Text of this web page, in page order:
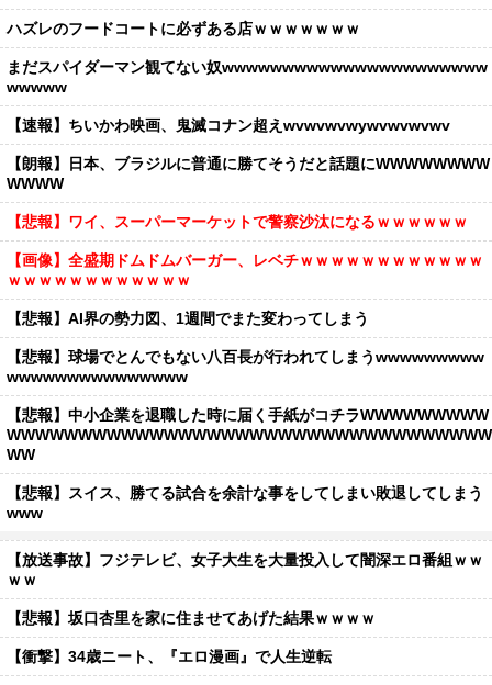
ハズレのフードコートに必ずある店ｗｗｗｗｗｗｗ
まだスパイダーマン観てない奴wwwwwwwwwwwwwwwwwwwwww
wwwww
【速報】ちいかわ映画、鬼滅コナン超えwvwvwvwywvwvwvwv
【朗報】日本、ブラジルに普通に勝てそうだと話題にWWWWWWWW
WWWW
【悲報】ワイ、スーパーマーケットで警察沙汰になるｗｗｗｗｗｗ
【画像】全盛期ドムドムバーガー、レベチｗｗｗｗｗｗｗｗｗｗｗｗ
ｗｗｗｗｗｗｗｗｗｗｗｗ
【悲報】AI界の勢力図、1週間でまた変わってしまう
【悲報】球場でとんでもない八百長が行われてしまうwwwwwwwww
wwwwwwwwwwwwwww
【悲報】中小企業を退職した時に届く手紙がコチラWWWWWWWWW
WWWWWWWWWWWWWWWWWWWWWWWWWWWWWWWWWW
WW
【悲報】スイス、勝てる試合を余計な事をしてしまい敗退してしまう
www
【放送事故】フジテレビ、女子大生を大量投入して闇深エロ番組ｗｗ
ｗｗ
【悲報】坂口杏里を家に住ませてあげた結果ｗｗｗｗ
【衝撃】34歳ニート、『エロ漫画』で人生逆転